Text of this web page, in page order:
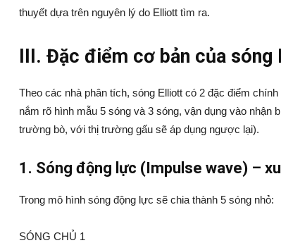
thuyết dựa trên nguyên lý do Elliott tìm ra.
III. Đặc điểm cơ bản của sóng
Theo các nhà phân tích, sóng Elliott có 2 đặc điểm
nắm rõ hình mẫu 5 sóng và 3 sóng, vận dụng vào nhận
trường bò, với thị trường gấu sẽ áp dụng ngược lại).
1. Sóng động lực (Impulse wave) –
Trong mô hình sóng động lực sẽ chia thành 5 sóng nhỏ:
SÓNG CHỦ 1